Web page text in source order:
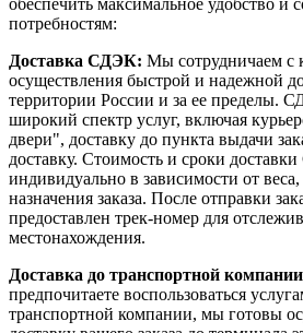
потребностям:
Доставка СДЭК: Мы сотрудничаем
осуществления быстрой и надежной
территории России и за ее пределы.
широкий спектр услуг, включая
двери", доставку до пункта выдачи
доставку. Стоимость и сроки
индивидуально в зависимости от
назначения заказа. После отправки
предоставлен трек-номер для
местонахождения.
Доставка до транспортной
предпочитаете воспользоваться
транспортной компании, мы готовы